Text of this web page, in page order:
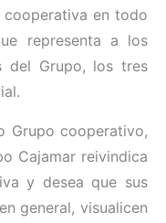
en todo
representa a los
del Grupo, los tres
Grupo cooperativo,
Cajamar reivindica
y desea que sus
general, visualicen